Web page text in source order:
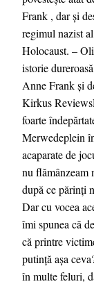
Frank , dar și
regimul nazist
Holocaust. –
istorie
Anne Frank și
Kirkus
foarte
Merwedeplein
acaparate de
nu flămânzeam
după ce părinți
Dar cu vocea
îmi spunea că
că printre
putință așa
în multe feluri,